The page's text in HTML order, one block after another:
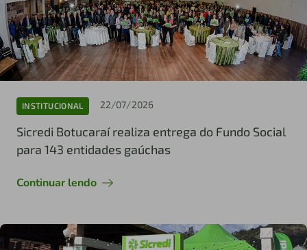
INSTITUCIONAL 22/07/2026
Sicredi Botucaraí realiza entrega do Fundo Social
para 143 entidades gaúchas
Continuar lendo